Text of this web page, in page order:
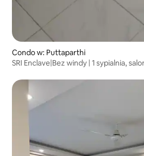
Condo w: Puttaparthi
SRI Enclave|Bez windy | 1 sypialnia,